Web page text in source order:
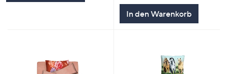
In den Warenkorb